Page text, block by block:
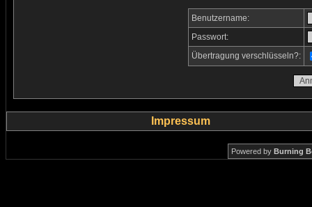
Benutzername:
Passwort:
Übertragung verschlüsseln?:
Impressum
Powered by Burning